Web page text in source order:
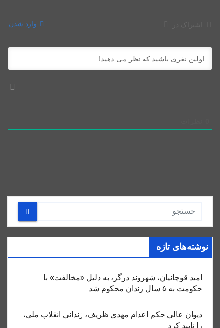
وارد شدن
نوشته‌های تازه
امید قوچانیان، شهروند درگز، به دلیل «مخالفت» با
حکومت به ۵ سال زندان محکوم شد
دیوان عالی حکم اعدام مهدی ظریف، زندانی انقلاب ملی،
را تایید کرد